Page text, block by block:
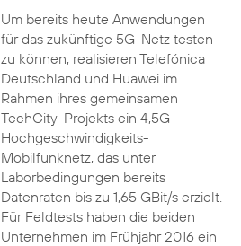
Um bereits heute Anwendungen
für das zukünftige 5G-Netz testen
zu können, realisieren Telefónica
Deutschland und Huawei im
Rahmen ihres gemeinsamen
TechCity-Projekts ein 4,5G-
Hochgeschwindigkeits-
Mobilfunknetz, das unter
Laborbedingungen bereits
Datenraten bis zu 1,65 GBit/s erzielt.
Für Feldtests haben die beiden
Unternehmen im Frühjahr 2016 ein